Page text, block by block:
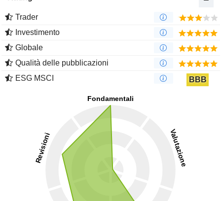
Trader
Investimento
Globale
Qualità delle pubblicazioni
ESG MSCI
BBB